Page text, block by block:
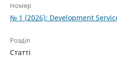
Номер
№ 1 (2026): Development
Розділ
Статті